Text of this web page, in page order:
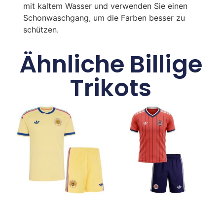
mit kaltem Wasser und verwenden Sie einen
Schonwaschgang, um die Farben besser zu
schützen.
Ähnliche Billige
Trikots